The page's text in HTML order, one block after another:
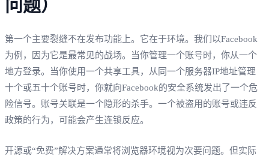
问题）
第一个主要裂缝不在发布功能上。它在于环境。我们以Facebook
为例，因为它是最常见的战场。当你管理一个账号时，你从一个
地方登录。当你使用一个共享工具，从同一个服务器IP地址管理
十个或五十个账号时，你就向Facebook的安全系统发出了一个危
险信号。账号关联是一个隐形的杀手。一个被盗用的账号或违反
政策的行为，可能会产生连锁反应。
开源或“免费”解决方案通常将浏览器环境视为次要问题。但实际